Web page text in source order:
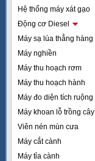
Hệ thống máy xát gạo
Động cơ Diesel
Máy sạ lúa thẳng hàng
Máy nghiền
Máy thu hoạch rơm
Máy thu hoạch hành
Máy đo diện tích ruộng
Máy khoan lỗ trồng cây
Viên nén mùn cưa
Máy cắt cành
Máy tỉa cành